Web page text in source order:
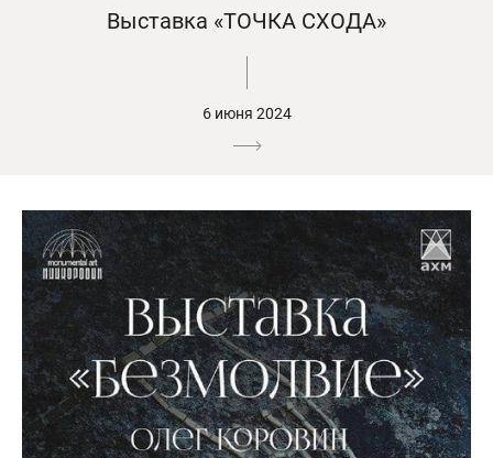
Выставка «ТОЧКА СХОДА»
6 июня 2024